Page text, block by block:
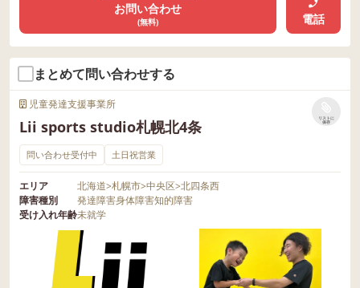
お問い合わせ
(無料) 電話
まとめて問い合わせする
児童発達支援事業所
Lii sports studio札幌北4条
リストに
保存
問い合わせ受付中 土日祝営業
エリア 北海道>札幌市>中央区>北四条西
障害種別
発達障害身体障害知的障害
受け入れ年齢未就学